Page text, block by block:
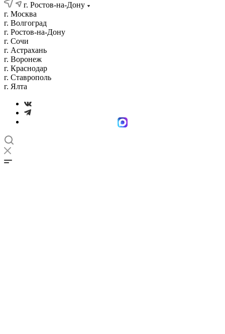
г. Ростов-на-Дону
г. Москва
г. Волгоград
г. Ростов-на-Дону
г. Сочи
г. Астрахань
г. Воронеж
г. Краснодар
г. Ставрополь
г. Ялта